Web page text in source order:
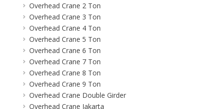
Overhead Crane 2 Ton
Overhead Crane 3 Ton
Overhead Crane 4 Ton
Overhead Crane 5 Ton
Overhead Crane 6 Ton
Overhead Crane 7 Ton
Overhead Crane 8 Ton
Overhead Crane 9 Ton
Overhead Crane Double Girder
Overhead Crane Jakarta